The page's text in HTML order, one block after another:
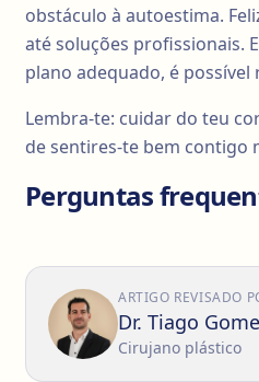
obstáculo à autoestima.
até soluções profissionais.
plano adequado, é
Lembra-te: cuidar do teu
de sentires-te bem contigo
Perguntas
ARTIGO REVISADO
Dr. Tiago
Cirujano plástico